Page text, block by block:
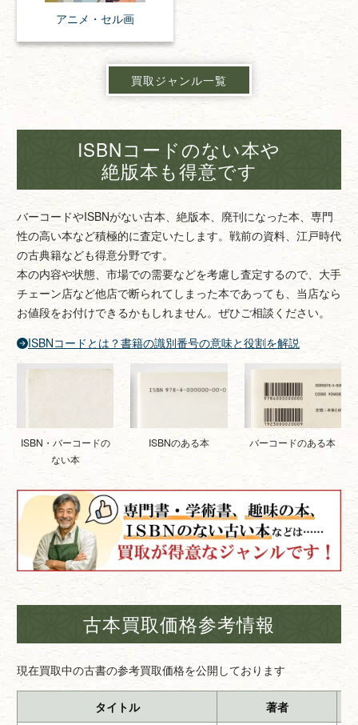
アニメ・ セル画
買取ジャンル一覧
ISBNコードのない本や
絶版本も得意です
バーコードやISBNがない古本、絶版本、廃刊になった本、専門
性の高い本など積極的に査定いたします。戦前の資料、江戸時代
の古典籍なども得意分野です。
本の内容や状態、市場での需要などを考慮し査定するので、大手
チェーン店など他店で断られてしまった本であっても、当店なら
お値段をお付けできるかもしれません。ぜひご相談ください。
ISBNコードとは？書籍の識別番号の意味と役割を解説
ISBN・バーコードの
ない本
ISBNのある本 バーコードのある本
古本買取価格参考情報
現在買取中の古書の参考買取価格を公開しております
タイトル 著者